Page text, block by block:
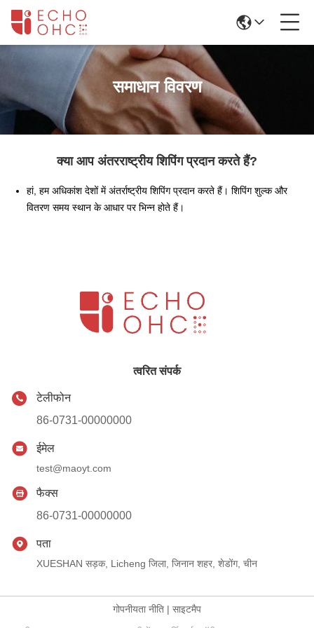
समाधान विवरण
क्या आप अंतरराष्ट्रीय शिपिंग प्रदान करते हैं?
हां, हम अधिकांश देशों में अंतर्राष्ट्रीय शिपिंग प्रदान करते हैं। शिपिंग शुल्क और
वितरण समय स्थान के आधार पर भिन्न होते हैं।
त्वरित संपर्क
टेलीफोन
86-0731-00000000
ईमेल
test@maoyt.com
फैक्स
86-0731-00000000
पता
XUESHAN सड़क, Licheng जिला, जिनान शहर, शेडोंग, चीन
गोपनीयता नीति | साइटमैप